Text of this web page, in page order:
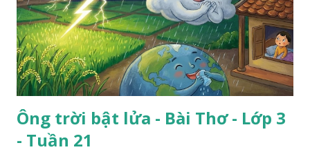
Ông trời bật lửa - Bài Thơ - Lớp 3
- Tuần 21